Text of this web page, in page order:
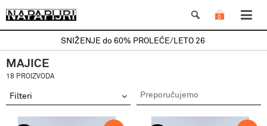
0
SNIŽENJE do 60% PROLEĆE/LETO 26
Filteri
MAJICE
18 PROIZVODA